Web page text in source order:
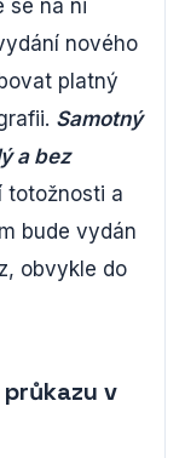
se na ni
nového
platný
Samotný
a bez
totožnosti a
bude vydán
obvykle do
v